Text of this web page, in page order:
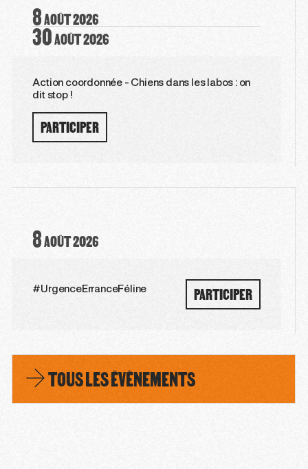
8AOÛT2026
30AOÛT2026
Action coordonnée - Chiens dans les labos : on
dit stop !
PARTICIPER
8AOÛT2026
#UrgenceErranceFéline PARTICIPER
TOUS LES ÉVÈNEMENTS